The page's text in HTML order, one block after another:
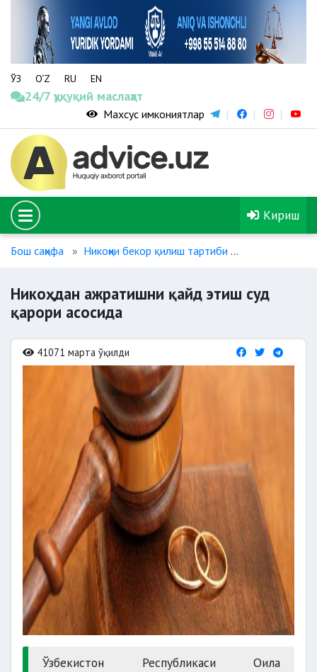
ЎЗ O‘Z RU EN
24/7 ҳуқуқий маслаҳат
Махсус имкониятлар
Кириш
Бош саҳифа Никоҳни бекор қилиш тартиби
Никоҳдан ажратишни қайд этиш суд
қарори асосида
41071 марта ўқилди
Ўзбекистон Республикаси Оила